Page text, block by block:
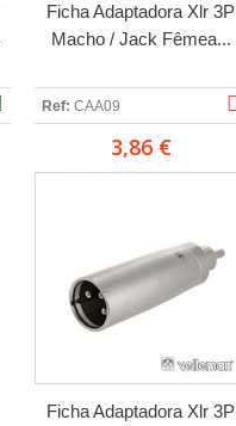
Ficha Adaptadora Xlr 3P
Macho / Jack Fêmea...
Ref: CAA09
3,86 €
Ficha Adaptadora Xlr 3P